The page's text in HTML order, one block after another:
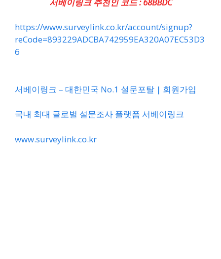
https://www.surveylink.co.kr/account/signup?
reCode=893229ADCBA742959EA320A07EC53D3
6
서베이링크 – 대한민국 No.1 설문포탈 | 회원가입
국내 최대 글로벌 설문조사 플랫폼 서베이링크
www.surveylink.co.kr